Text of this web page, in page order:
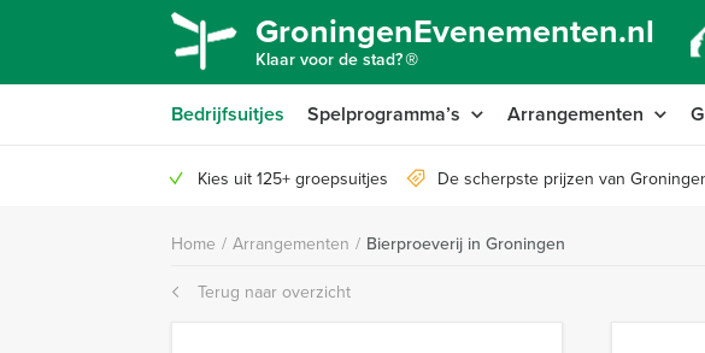
GroningenEvenementen.nl
Klaar voor de stad?®
Bedrijfsuitjes Spelprogramma’s Arrangementen
Kies uit 125+ groepsuitjes De scherpste prijzen van
Home / Arrangementen / Bierproeverij in Groningen
Terug naar overzicht